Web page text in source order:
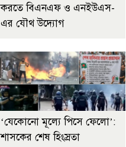
করতে বিএনএফ ও এনইউএস-
এর যৌথ উদ্যোগ
‘যেকোনো মূল্যে পিসে ফেলো’:
শাসকের শেষ হিংস্রতা